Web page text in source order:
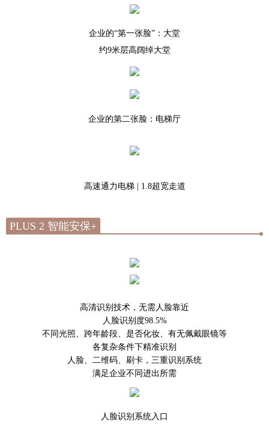
企业的“第一张脸”：大堂
约9米层高阔绰大堂
企业的第二张脸： 电梯厅
高速通力电梯| 1.8超宽走道
PLUS 2 智能安保+
高清识别技术，无需人脸靠近
人脸识别度98.5%
不同光照、跨年龄段、是否化妆、有无佩戴眼镜等
各复杂条件下精准识别
人脸、二维码、刷卡，三重识别系统
满足企业不同进出所需
人脸识别系统入口